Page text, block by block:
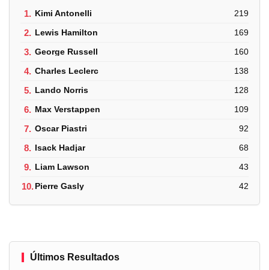
1. Kimi Antonelli 219
2. Lewis Hamilton 169
3. George Russell 160
4. Charles Leclerc 138
5. Lando Norris 128
6. Max Verstappen 109
7. Oscar Piastri 92
8. Isack Hadjar 68
9. Liam Lawson 43
10.Pierre Gasly 42
Últimos Resultados